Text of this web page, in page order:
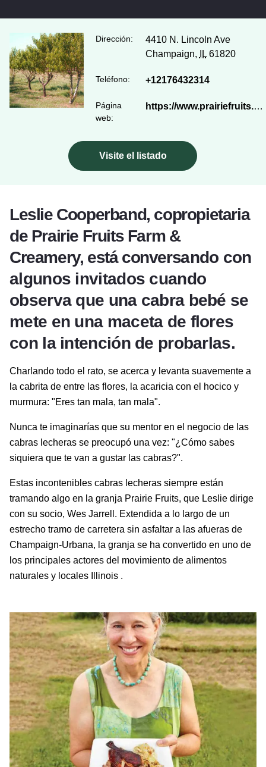
Dirección:
4410 N. Lincoln Ave
Champaign,
IL61820
Teléfono: +12176432314
Página
web:
https://www.prairiefruits.com/
Visite el listado
Leslie Cooperband, copropietaria
de Prairie Fruits Farm &
Creamery, está conversando con
algunos invitados cuando
observa que una cabra bebé se
mete en una maceta de flores
con la intención de probarlas.
Charlando todo el rato, se acerca y levanta suavemente a
la cabrita de entre las flores, la acaricia con el hocico y
murmura: "Eres tan mala, tan mala".
Nunca te imaginarías que su mentor en el negocio de las
cabras lecheras se preocupó una vez: "¿Cómo sabes
siquiera que te van a gustar las cabras?".
Estas incontenibles cabras lecheras siempre están
tramando algo en la granja Prairie Fruits, que Leslie dirige
con su socio, Wes Jarrell. Extendida a lo largo de un
estrecho tramo de carretera sin asfaltar a las afueras de
Champaign-Urbana, la granja se ha convertido en uno de
los principales actores del movimiento de alimentos
naturales y locales Illinois .